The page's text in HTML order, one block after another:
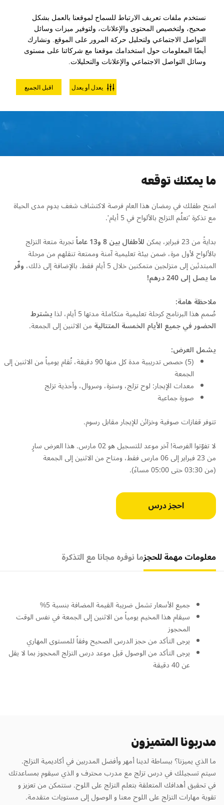
نستخدم ملفات تعريف الارتباط للسماح لموقعنا بالعمل بشكل
صحيح، ولتخصيص المحتوى والإعلانات، ولتوفير ميزات وسائل
التواصل الاجتماعي ولتحليل حركة المرور على الموقع. ونشارك
أيضًا المعلومات حول استخدامك موقعنا مع شركائنا على مستوى
وسائل التواصل الاجتماعي والإعلانات والتحليلات.
اقبل الجميع يعدل أو يعدل تعلُّم التزلّج بالألواح في 5 أيام
(للناشئين) – متقدم
ما يمكنك توقعه
امنح طفلك في رمضان هذا العام فرصة لاكتشاف شغف يدوم مدى الحياة
مع تذكرة 'تعلُم التزلج بالألواح في 5 أيام'.
بدايةً من 23 فبراير، يمكن
للأطفال بين8و13عاماًتجربة متعة التزلج
بالألواح لأول مرة، ضمن بيئة تعليمية آمنة وممتعة تنقلهم من مرحلة
المبتدئين إلى متزلجين متمكنين خلال 5 أيام فقط. بالإضافة إلى ذلك،
وفّر
ما يصل إلى240درهم!
ملاحظة هامة:
صُمم هذا البرنامج كرحلة تعليمية متكاملة مدتها 5 أيام، لذا
يشترط
الحضور في جميع الأيام الخمسة المتتالية من الاثنين إلى الجمعة.
يشمل العرض:
(5) حصص تدريبية مدة كل منها 90 دقيقة، تُقام يومياً من الاثنين إلى
الجمعة
معدات الإيجار: لوح تزلج، وسترة، وسروال، وأحذية تزلج
صورة جماعية
تتوفر قفازات صوفية وخزائن للإيجار مقابل رسوم.
لا تفوّتوا الفرصة! آخر موعد للتسجيل هو 02 مارس. هذا العرض سارٍ
من 23 فبراير إلى 06 مارس فقط، ومتاح من الاثنين إلى الجمعة
(من 03:30 حتى 05:00 مساءً).
احجز درس
معلومات مهمة للحجزما نوفره مجانا مع التذكرة
جميع الأسعار تشمل ضريبة القيمة المضافة بنسبة 5%
سيقام هذا المخيم يومياً من الاثنين إلى الجمعة في نفس الوقت
المحجوز
يرجى التأكد من حجز الدرس الصحيح وفقاً للمستوى المهاري
يرجى التأكد من الوصول قبل موعد درس التزلج المحجوز بما لا يقل
عن 40 دقيقة
مدربونا المتميزون
ما الذي يميزنا؟ ببساطة لدينا أمهر وأفضل المدربين في أكاديمية التزلج.
سيتم تسجيلك في درس تزلج مع مدرب محترف و الذي سيقوم بمساعدتك
في تحقيق أهدافك المتعلقة بتعلم التزلج على اللوح. ستتمكن من تعزيز و
تقوية مهارات التزلج على اللوح معنا و الوصول إلى مستويات متقدمة.